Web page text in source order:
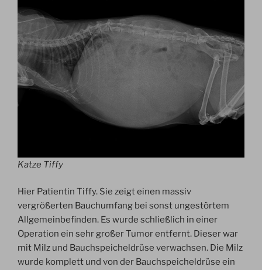
Katze Tiffy
Hier Patientin Tiffy. Sie zeigt einen massiv
vergrößerten Bauchumfang bei sonst ungestörtem
Allgemeinbefinden. Es wurde schließlich in einer
Operation ein sehr großer Tumor entfernt. Dieser war
mit Milz und Bauchspeicheldrüse verwachsen. Die Milz
wurde komplett und von der Bauchspeicheldrüse ein